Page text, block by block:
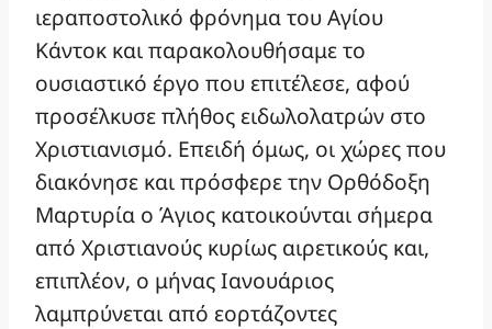
ιεραποστολικό φρόνημα του Αγίου
Κάντοκ και παρακολουθήσαμε το
ουσιαστικό έργο που επιτέλεσε, αφού
προσέλκυσε πλήθος ειδωλολατρών στο
Χριστιανισμό. Επειδή όμως, οι χώρες που
διακόνησε και πρόσφερε την Ορθόδοξη
Μαρτυρία ο Άγιος κατοικούνται σήμερα
από Χριστιανούς κυρίως αιρετικούς και,
επιπλέον, ο μήνας Ιανουάριος
λαμπρύνεται από εορτάζοντες